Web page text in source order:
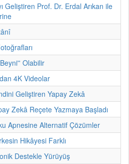
Geliştiren Prof. Dr. Erdal Arıkan ile
Olabilir
4K Videolar
Geliştiren Yapay Zekâ
Zekâ Reçete Yazmaya Başladı
Apnesine Alternatif Çözümler
Hikâyesi Farklı
Destekle Yürüyüş